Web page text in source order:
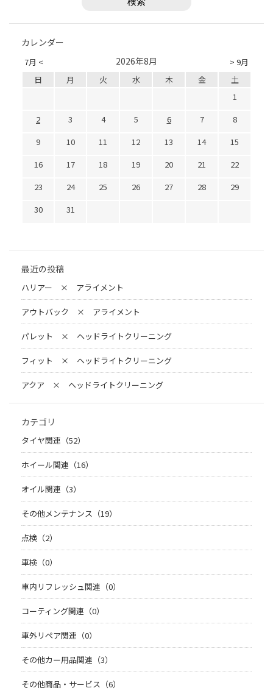
カレンダー
7月 < > 9月
2026年8月
日 月 火 水 木 金
土
1
2
3 4 5 6 7
8
9
10 11 12 13 14
15
16
17 18 19 20 21
22
23
24 25 26 27 28
29
30
31
最近の投稿
ハリアー × アライメント
アウトバック × アライメント
パレット × ヘッドライトクリーニング
フィット × ヘッドライトクリーニング
アクア × ヘッドライトクリーニング
カテゴリ
タイヤ関連（52）
ホイール関連（16）
オイル関連（3）
その他メンテナンス（19）
点検（2）
車検（0）
車内リフレッシュ関連（0）
コーティング関連（0）
車外リペア関連（0）
その他カー用品関連（3）
その他商品・サービス（6）